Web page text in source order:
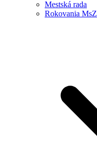
Mestská rada
Rokovania MsZ